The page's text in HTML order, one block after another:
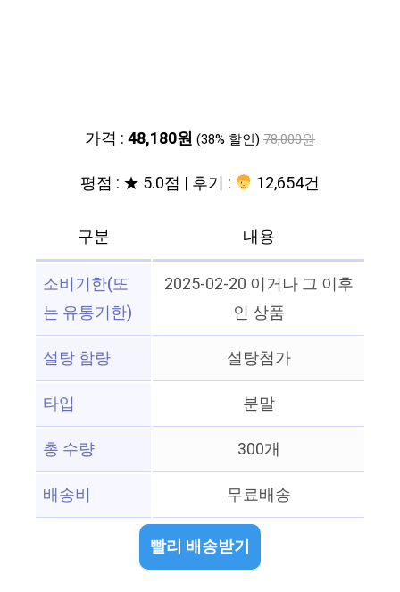
가격 :48,180원 (38% 할인) 78,000원
평점 : ★ 5.0점 | 후기 : 12,654건
구분
내용
소비기한(또
는 유통기한)
2025-02-20 이거나 그 이후
인 상품
설탕 함량
설탕첨가
타입
분말
총 수량
300개
배송비
무료배송
빨리 배송받기